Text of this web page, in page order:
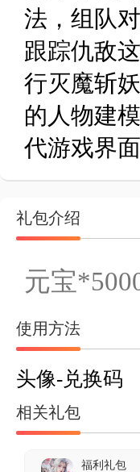
法，组队
跟踪仇敌
行灭魔斩
的人物建
代游戏界面
礼包介绍
元宝
使用方法
头像-兑换码
相关礼包
福利礼包